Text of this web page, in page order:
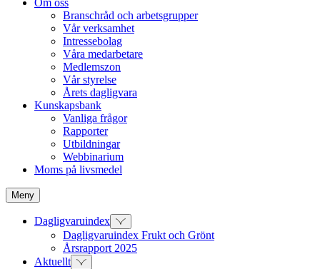
Om oss
Branschråd och arbetsgrupper
Vår verksamhet
Intressebolag
Våra medarbetare
Medlemszon
Vår styrelse
Årets dagligvara
Kunskapsbank
Vanliga frågor
Rapporter
Utbildningar
Webbinarium
Moms på livsmedel
Meny
Dagligvaruindex
Dagligvaruindex Frukt och Grönt
Årsrapport 2025
Aktuellt